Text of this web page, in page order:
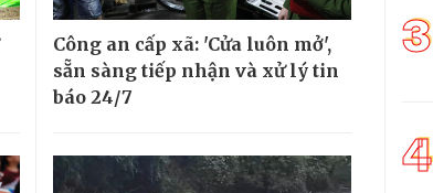
Công an cấp xã: 'Cửa luôn mở',
sẵn sàng tiếp nhận và xử lý tin
báo 24/7
3
4